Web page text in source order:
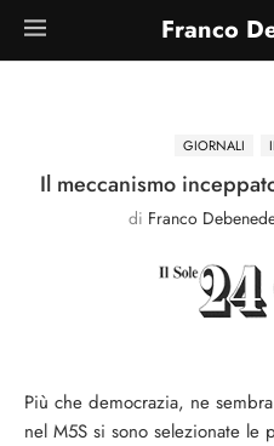
Franco
GIORNALI
Il meccanismo
di Franco
Più che democrazia, ne
nel M5S si sono selezionate le